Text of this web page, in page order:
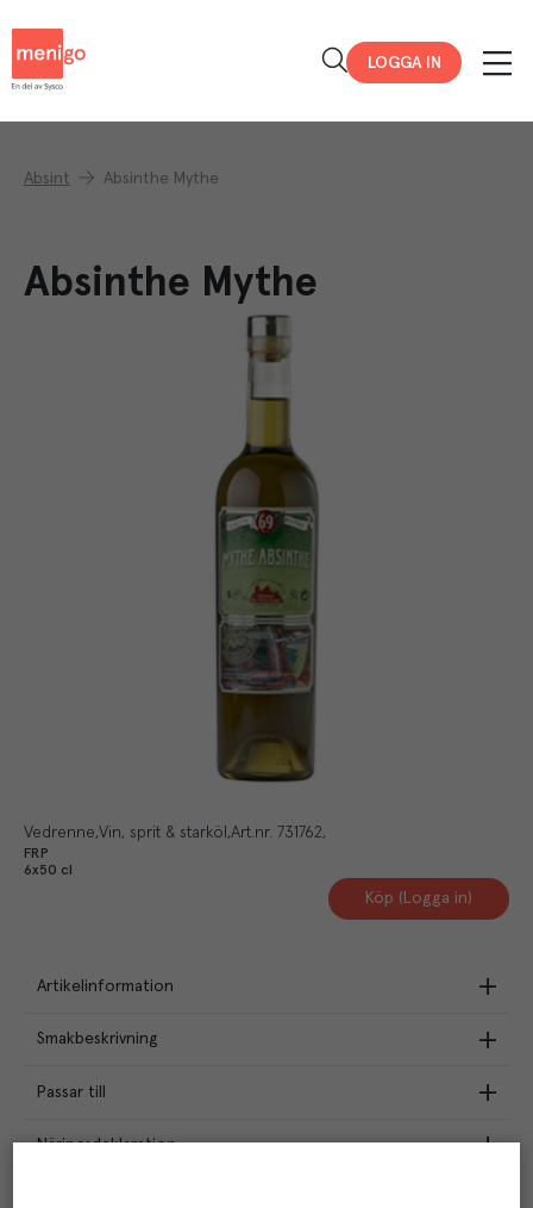
LOGGA IN
Absint Absinthe Mythe
Absinthe Mythe
Vedrenne Vin, sprit & starköl Art.nr. 731762
FRP
6x50 cl
Köp (Logga in)
Artikelinformation
Smakbeskrivning
Passar till
Näringsdeklaration